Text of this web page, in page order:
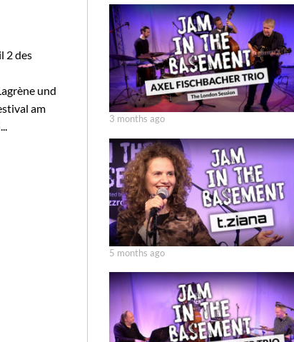
2 des
und
am
3 months ago
5 months ago